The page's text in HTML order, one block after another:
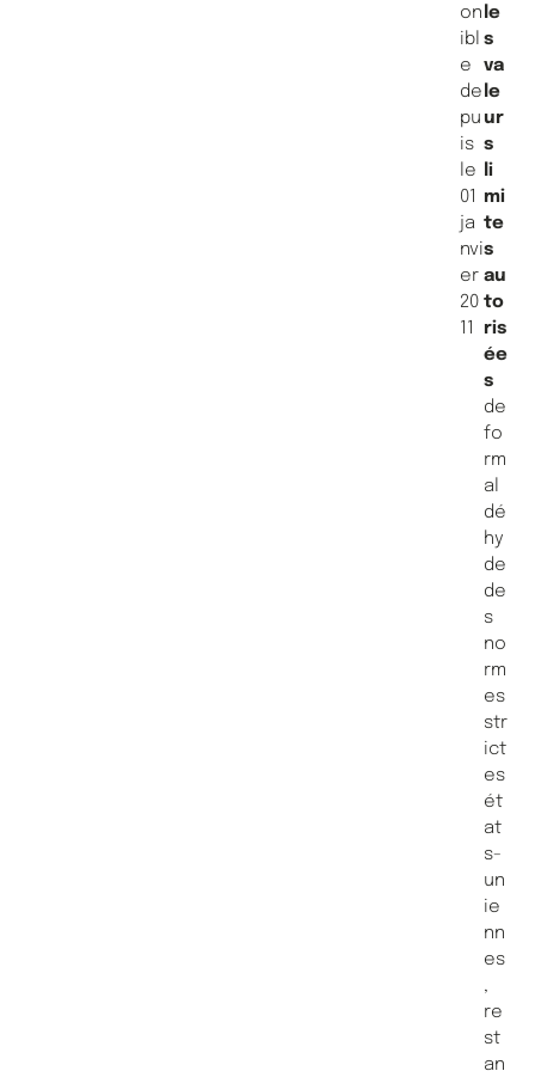
on
ibl
e
de
pu
is
le
01
ja
nvi
er
20
11
le
s
va
le
ur
s
li
mi
te
s
au
to
ris
ée
s
de
fo
rm
al
dé
hy
de
de
s
no
rm
es
str
ict
es
ét
at
s-
un
ie
nn
es
,
re
st
an